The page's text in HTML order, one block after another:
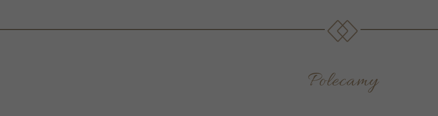
Polecamy